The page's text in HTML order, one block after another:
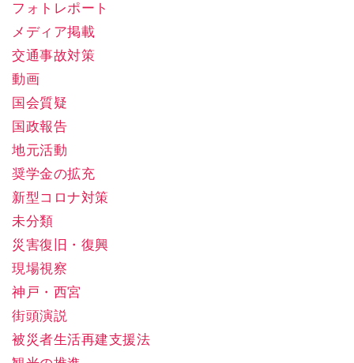
フォトレポート
メディア掲載
交通事故対策
動画
国会質疑
国政報告
地元活動
奨学金の拡充
新型コロナ対策
未分類
災害復旧・復興
現場視察
神戸・西宮
街頭演説
被災者生活再建支援法